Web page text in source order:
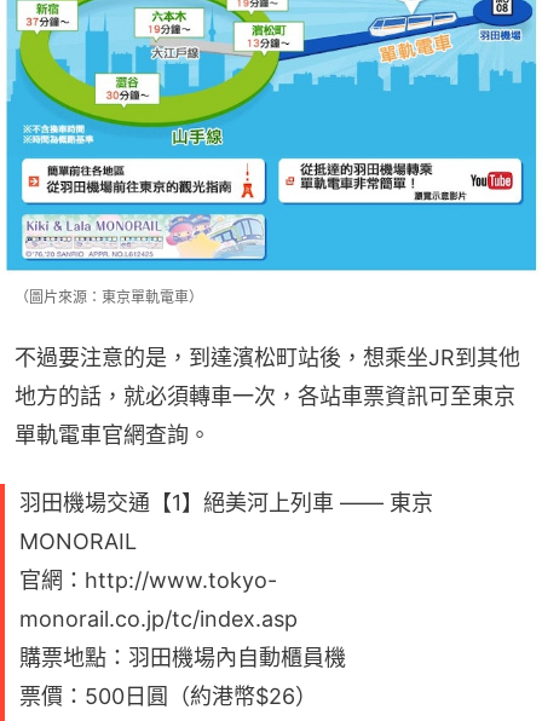
（圖片來源：東京單軌電車）
不過要注意的是，到達濱松町站後，想乘坐JR到其他
地方的話，就必須轉車一次，各站車票資訊可至東京
單軌電車官網查詢。
羽田機場交通【1】絕美河上列車 —— 東京
MONORAIL
官網：http://www.tokyo-
monorail.co.jp/tc/index.asp
購票地點：羽田機場內自動櫃員機
票價：500日圓（約港幣$26）